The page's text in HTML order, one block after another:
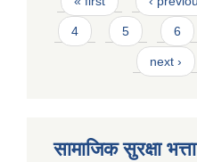
4 5 6
next ›
सामाजिक सुरक्षा